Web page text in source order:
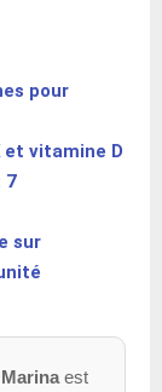
pour
vitamine D
7
sur
est